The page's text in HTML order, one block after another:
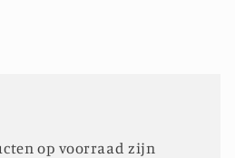
op voorraad zijn